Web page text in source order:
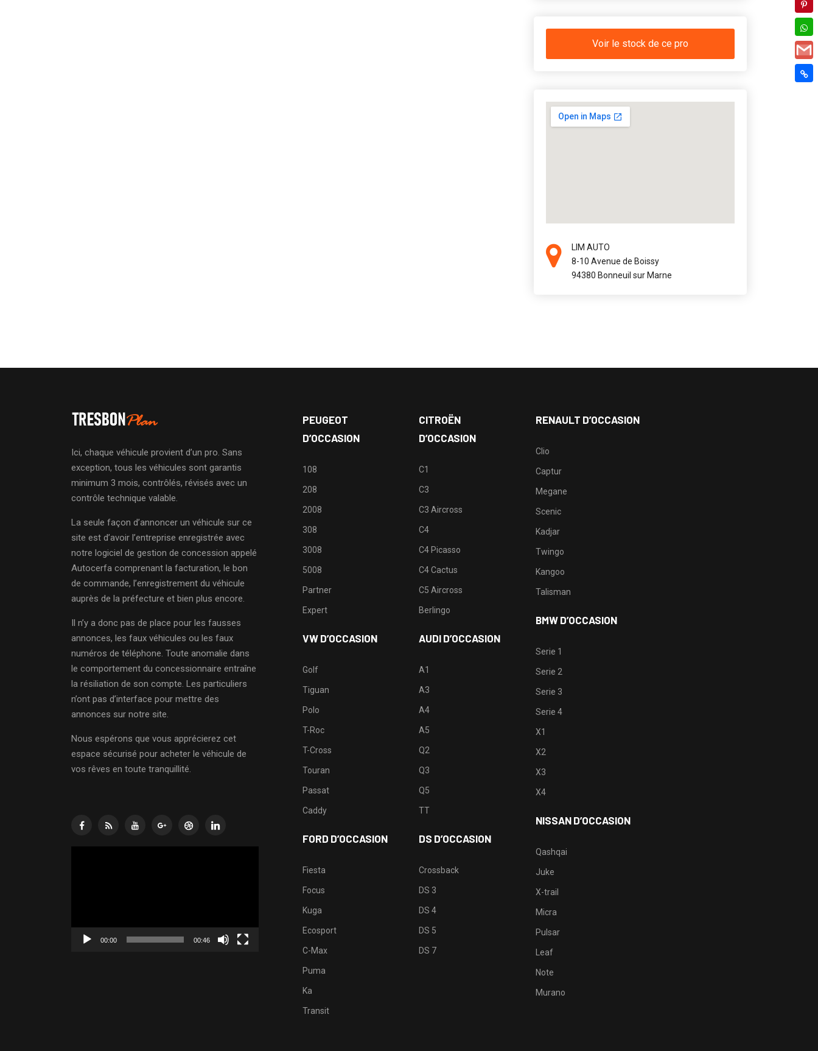
Voir le stock de ce pro
LIM AUTO
8-10 Avenue de Boissy
94380 Bonneuil sur Marne
Ici, chaque véhicule provient d’un pro. Sans
exception, tous les véhicules sont garantis
minimum 3 mois, contrôlés, révisés avec un
contrôle technique valable.
La seule façon d’annoncer un véhicule sur ce
site est d’avoir l’entreprise enregistrée avec
notre logiciel de gestion de concession appelé
Autocerfa comprenant la facturation, le bon
de commande, l’enregistrement du véhicule
auprès de la préfecture et bien plus encore.
Il n’y a donc pas de place pour les fausses
annonces, les faux véhicules ou les faux
numéros de téléphone. Toute anomalie dans
le comportement du concessionnaire entraîne
la résiliation de son compte. Les particuliers
n’ont pas d’interface pour mettre des
annonces sur notre site.
Nous espérons que vous apprécierez cet
espace sécurisé pour acheter le véhicule de
vos rêves en toute tranquillité.
00:00 00:46
PEUGEOT
D’OCCASION
108
208
2008
308
3008
5008
Partner
Expert
VW D’OCCASION
Golf
Tiguan
Polo
T-Roc
T-Cross
Touran
Passat
Caddy
FORD D’OCCASION
Fiesta
Focus
Kuga
Ecosport
C-Max
Puma
Ka
Transit
CITROËN
D’OCCASION
C1
C3
C3 Aircross
C4
C4 Picasso
C4 Cactus
C5 Aircross
Berlingo
AUDI D’OCCASION
A1
A3
A4
A5
Q2
Q3
Q5
TT
DS D’OCCASION
Crossback
DS 3
DS 4
DS 5
DS 7
RENAULT D’OCCASION
Clio
Captur
Megane
Scenic
Kadjar
Twingo
Kangoo
Talisman
BMW D’OCCASION
Serie 1
Serie 2
Serie 3
Serie 4
X1
X2
X3
X4
NISSAN D’OCCASION
Qashqai
Juke
X-trail
Micra
Pulsar
Leaf
Note
Murano